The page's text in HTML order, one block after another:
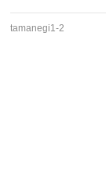
tamanegi1-2